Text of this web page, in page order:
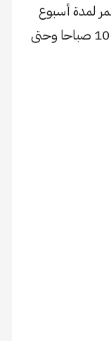
لمدة أسبوع
كامل كما يستقبل الزوار من الساعة الـ 10 صباحا وحتى